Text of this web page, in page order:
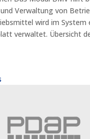
Verwaltung von
wird im System
verwaltet. Übersicht